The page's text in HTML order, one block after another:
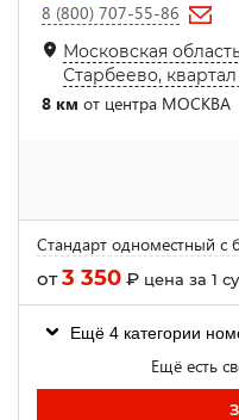
8 (800) 707-55-86
Московская
Старбеево,
8 км от центра МОСКВА
Стандарт одноместный с
от3 350 ₽ цена за 1
Ещё 4 категории
Ещё есть